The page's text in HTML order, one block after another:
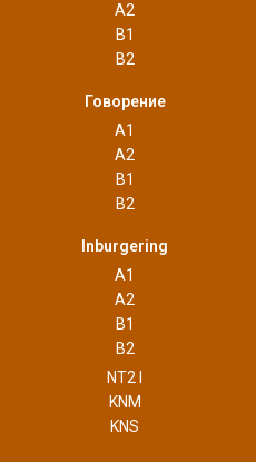
A2
B1
B2
Говорение
A1
A2
B1
B2
Inburgering
A1
A2
B1
B2
NT2 I
KNM
KNS